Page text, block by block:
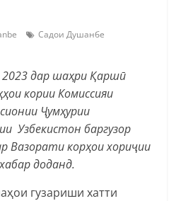
Садои Душанбе
дар шаҳри Қаршӣ
кории Комиссияи
Ҷумҳурии
Узбекистон баргузор
Вазорати корҳои хориҷии
доданд.
гузариши хатти